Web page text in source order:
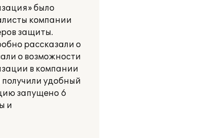
было
компании
защиты.
рассказали о
о возможности
в компании
удобный
запущено 6
и